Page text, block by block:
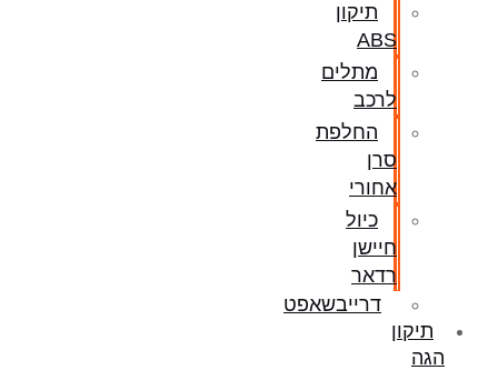
תיקון
ABS
מתלים
לרכב
החלפת
סרן
אחורי
כיול
חיישן
רדאר
דרייבשאפט
תיקון
הגה